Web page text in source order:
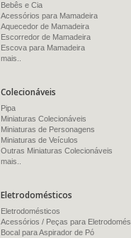
Bebês e Cia
Acessórios para Mamadeira
Aquecedor de Mamadeira
Escorredor de Mamadeira
Escova para Mamadeira
mais..
Colecionáveis
Pipa
Miniaturas Colecionáveis
Miniaturas de Personagens
Miniaturas de Veículos
Outras Miniaturas Colecionáveis
mais..
Eletrodomésticos
Eletrodomésticos
Acessórios / Peças para
Bocal para Aspirador de Pó